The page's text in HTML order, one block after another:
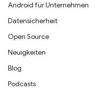
Android für Unternehmen
Datensicherheit
Open Source
Neuigkeiten
Blog
Podcasts